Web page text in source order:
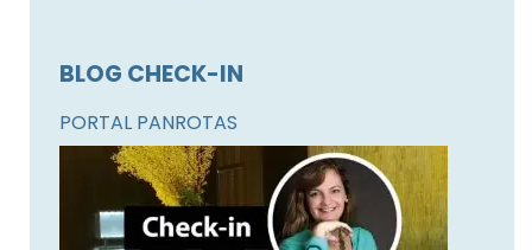
BLOG CHECK-IN
PORTAL PANROTAS